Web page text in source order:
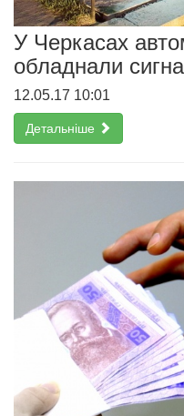
У Черкасах
обладнали
12.05.17 10:01
Детальніше